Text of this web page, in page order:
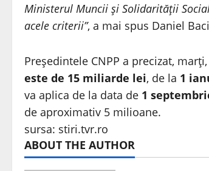
Ministerul Muncii şi Solidarităţii
acele criterii”, a mai spus Daniel
Preşedintele CNPP a precizat, marţi,
este de 15 miliarde lei, de la 1
va aplica de la data de 1
de aproximativ 5 milioane.
sursa: stiri.tvr.ro
ABOUT THE AUTHOR